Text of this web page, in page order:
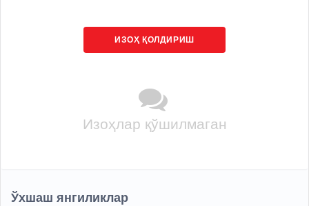
ИЗОҲ ҚОЛДИРИШ
Изоҳлар қўшилмаган
Ўхшаш янгиликлар